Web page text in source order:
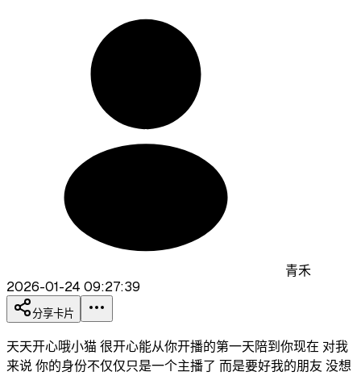
青禾
2026-01-24 09:27:39
分享卡片
天天开心哦小猫 很开心能从你开播的第一天陪到你现在 对我
来说 你的身份不仅仅只是一个主播了 而是要好我的朋友 没想